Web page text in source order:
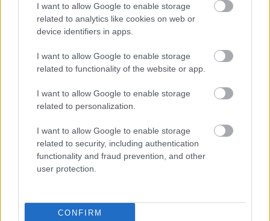
I want to allow Google to enable storage
related to analytics like cookies on web or
device identifiers in apps.
I want to allow Google to enable storage
related to functionality of the website or app.
I want to allow Google to enable storage
related to personalization.
I want to allow Google to enable storage
related to security, including authentication
functionality and fraud prevention, and other
user protection.
CONFIRM
Pesti: nu vrea sa te plictisesti de el
Barbatul Pesti poate fi deseori nesigur si simte ca
in orice moment poate sa te piarda. Daca vrei sa il
tii aproape, arata-i ca il iubesti si ca nu are niciun
Zodiile de Foc
Berbec: vrea sa tina pasul cu tine
Barbatul Berbec este competitiv si oricat de mult
te-ar iubi, tot va dori sa nu fii mai buna ca el.
Teama aceasta il poate face sa ia decizii gresite si
Leu: ii este teama sa nu fie inselat
Leul este foarte loial, in ciuda aparentelor, si